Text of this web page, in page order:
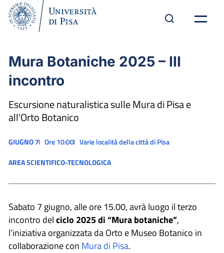
Mura Botaniche 2025 – III
incontro
Escursione naturalistica sulle Mura di Pisa e
all'Orto Botanico
GIUGNO 7 Ore 10:00 Varie località della città di Pisa
AREA SCIENTIFICO-TECNOLOGICA
Sabato 7 giugno, alle ore 15.00, avrà luogo il terzo
incontro delciclo 2025 di “Mura botaniche”,
l’iniziativa organizzata da Orto e Museo Botanico in
collaborazione con Mura di Pisa.